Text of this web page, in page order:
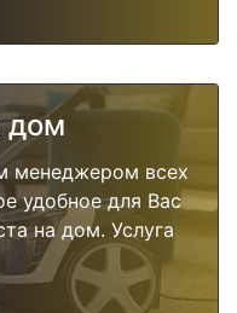
дом
менеджером всех
удобное для Вас
на дом. Услуга